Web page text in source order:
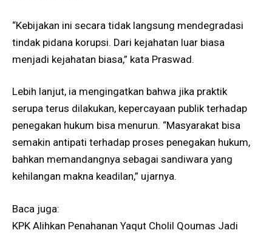
“Kebijakan ini secara tidak langsung mendegradasi
tindak pidana korupsi. Dari kejahatan luar biasa
menjadi kejahatan biasa,” kata Praswad.
Lebih lanjut, ia mengingatkan bahwa jika praktik
serupa terus dilakukan, kepercayaan publik terhadap
penegakan hukum bisa menurun. “Masyarakat bisa
semakin antipati terhadap proses penegakan hukum,
bahkan memandangnya sebagai sandiwara yang
kehilangan makna keadilan,” ujarnya.
Baca juga:
KPK Alihkan Penahanan Yaqut Cholil Qoumas Jadi